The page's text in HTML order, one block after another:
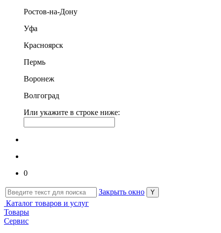
Ростов-на-Дону
Уфа
Красноярск
Пермь
Воронеж
Волгоград
Или укажите в строке ниже:
0
Закрыть окно
Каталог товаров и услуг
Товары
Сервис